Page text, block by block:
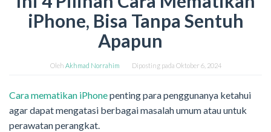
iPhone, Bisa Tanpa Sentuh
Apapun
Oleh Akhmad Norrahim Diposting pada Oktober 6, 2024
Cara mematikan iPhonepenting para penggunanya ketahui
agar dapat mengatasi berbagai masalah umum atau untuk
perawatan perangkat.